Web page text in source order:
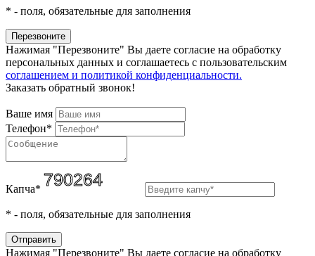
* - поля, обязательные для заполнения
Нажимая "Перезвоните" Вы даете согласие на обработку
персональных данных и соглашаетесь c пользовательским
соглашением и политикой конфиденциальности.
Заказать обратный звонок!
Ваше имя
Телефон*
Капча*
* - поля, обязательные для заполнения
Нажимая "Перезвоните" Вы даете согласие на обработку